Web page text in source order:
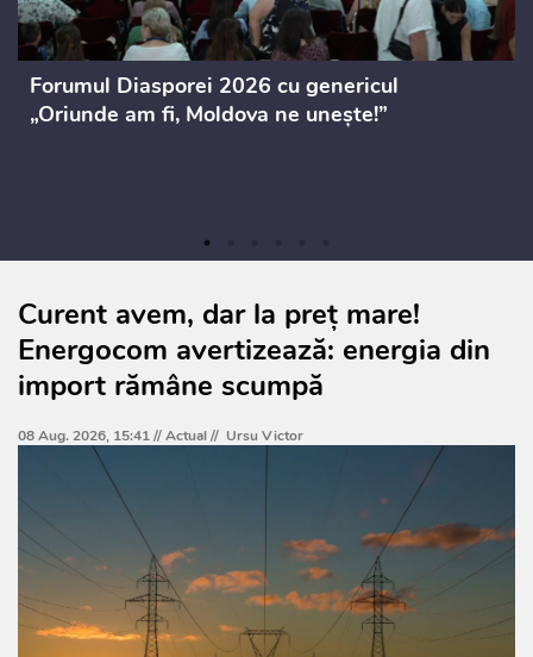
Forumul Diasporei 2026 cu genericul
„Oriunde am fi, Moldova ne unește!”
Curent avem, dar la preț mare!
Energocom avertizează: energia din
import rămâne scumpă
08 Aug. 2026, 15:41 //Actual// Ursu Victor